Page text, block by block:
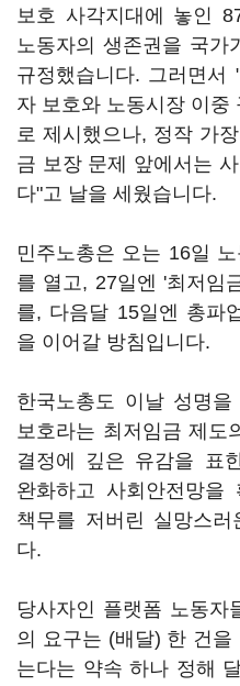
보호 사각지대에 놓인
노동자의 생존권을 국가
규정했습니다. 그러면서
자 보호와 노동시장 이중
로 제시했으나, 정작 가
금 보장 문제 앞에서는
다"고 날을 세웠습니다.
민주노총은 오는 16일
를 열고, 27일엔 '최저임
를, 다음달 15일엔 총파
을 이어갈 방침입니다.
한국노총도 이날 성명
보호라는 최저임금 제도
결정에 깊은 유감을 표
완화하고 사회안전망을
책무를 저버린 실망스러
다.
당사자인 플랫폼 노동자
의 요구는 (배달) 한 건
는다는 약속 하나 정해